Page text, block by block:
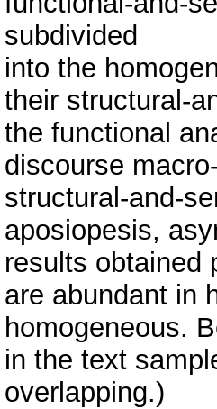
subdivided
into the
their structural-
the functional
discourse
structural-and-
aposiopesis,
results obtained
are abundant in
homogeneous.
in the text
overlapping.)